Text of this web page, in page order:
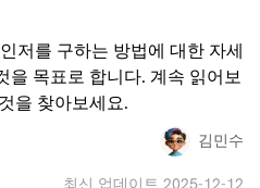
저를 구하는 방법에 대한 자세
을 목표로 합니다. 계속 읽어보
을 찾아보세요.
김민수
최신 업데이트 2025-12-12